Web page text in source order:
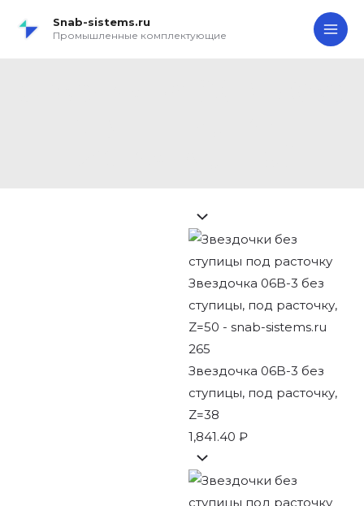
Snab-sistems.ru
Промышленные комплектующие
Звездочка 06B-3 без
ступицы, под расточку,
Z=38
1,841.40₽
06B-